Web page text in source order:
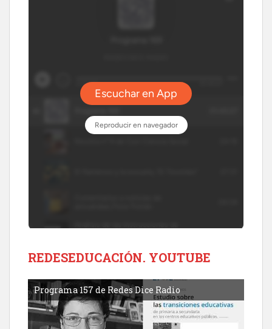
REDESEDUCACIÓN. YOUTUBE
Programa 157 de Redes Dice Radio